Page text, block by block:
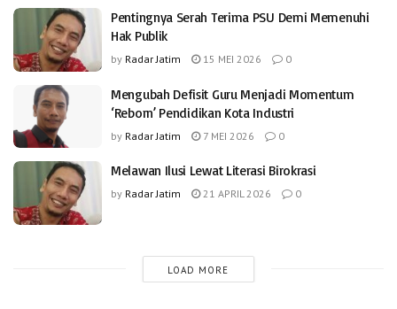
Pentingnya Serah Terima PSU Demi Memenuhi
Hak Publik
by Radar Jatim 15 MEI 2026 0
Mengubah Defisit Guru Menjadi Momentum
‘Reborn’ Pendidikan Kota Industri
by Radar Jatim 7 MEI 2026 0
Melawan Ilusi Lewat Literasi Birokrasi
by Radar Jatim 21 APRIL 2026 0
LOAD MORE